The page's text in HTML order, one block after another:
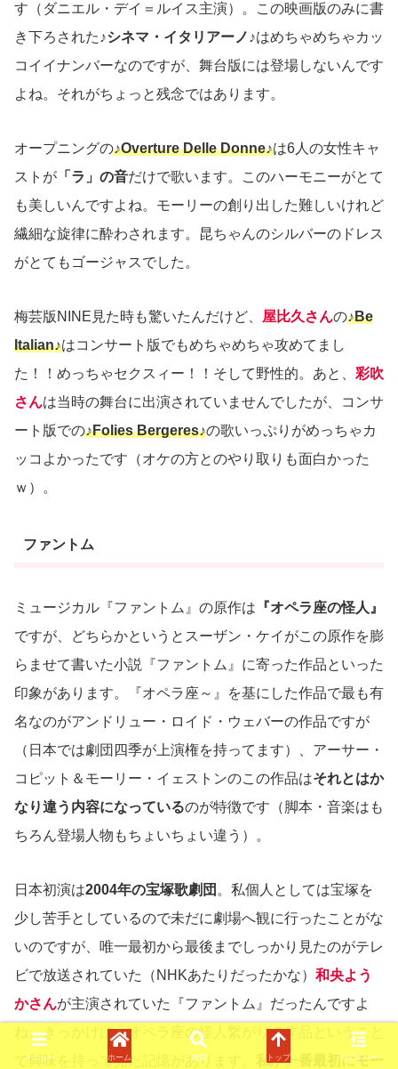
す（ダニエル・デイ＝ルイス主演）。この映画版のみに書
き下ろされた♪シネマ・イタリアーノ♪はめちゃめちゃカッ
コイイナンバーなのですが、舞台版には登場しないんです
よね。それがちょっと残念ではあります。
オープニングの♪Overture Delle Donne♪は6人の女性キャ
ストが 「ラ」の音だけで歌います。このハーモニーがとて
も美しいんですよね。モーリーの創り出した難しいけれど
繊細な旋律に酔わされます。昆ちゃんのシルバーのドレス
がとてもゴージャスでした。
梅芸版NINE見た時も驚いたんだけど、 屋比久さんの♪Be
Italian♪はコンサート版でもめちゃめちゃ攻めてまし
た！！めっちゃセクスィー！！そして野性的。あと、 彩吹
さんは当時の舞台に出演されていませんでしたが、コンサ
ート版での♪Folies Bergeres♪の歌いっぷりがめっちゃカ
ッコよかったです（オケの方とのやり取りも面白かった
ｗ）。
ファントム
ミュージカル『ファントム』の原作は 『オペラ座の怪人』
ですが、どちらかというとスーザン・ケイがこの原作を膨
らませて書いた小説『ファントム』に寄った作品といった
印象があります。『オペラ座～』を基にした作品で最も有
名なのがアンドリュー・ロイド・ウェバーの作品ですが
（日本では劇団四季が上演権を持ってます）、アーサー・
コピット＆モーリー・イェストンのこの作品はそれとはか
なり違う内容になっているのが特徴です（脚本・音楽はも
ちろん登場人物もちょいちょい違う）。
日本初演は2004年の宝塚歌劇団 。私個人としては宝塚を
少し苦手としているので未だに劇場へ観に行ったことがな
いのですが、唯一最初から最後までしっかり見たのがテレ
ビで放送されていた（NHKあたりだったかな） 和央よう
かさんが主演されていた『ファントム』だったんですよ
ね。きっかけは、オペラ座の怪人繋がりの作品ということ
で興味を持って見た記憶があります。
私が一番最初にモー
メニュー ホーム 検索 トップ サイドバー